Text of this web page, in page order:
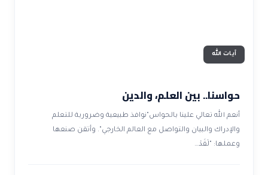
آيات الله
حواسنا.. بين العلم، والدين
أنعم الله تعالي علينا بالحواس"نوافذ طبيعية وضرورية للتعلم
والإدراك والبيان والتواصل مع العالم الخارجي". وأتقن صنعها
وعملها: "لَقَدْ…